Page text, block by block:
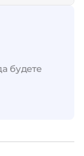
будете